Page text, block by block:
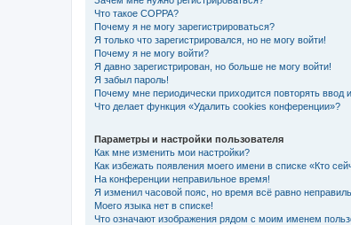
Что такое COPPA?
Почему я не могу зарегистрироваться?
Я только что зарегистрировался, но не могу войти!
Почему я не могу войти?
Я давно зарегистрирован, но больше не могу войти!
Я забыл пароль!
Почему мне периодически приходится повторять ввод
Что делает функция «Удалить cookies конференции»?
Параметры и настройки пользователя
Как мне изменить мои настройки?
Как избежать появления моего имени в списке «Кто
На конференции неправильное время!
Я изменил часовой пояс, но время всё равно
Моего языка нет в списке!
Что означают изображения рядом с моим именем